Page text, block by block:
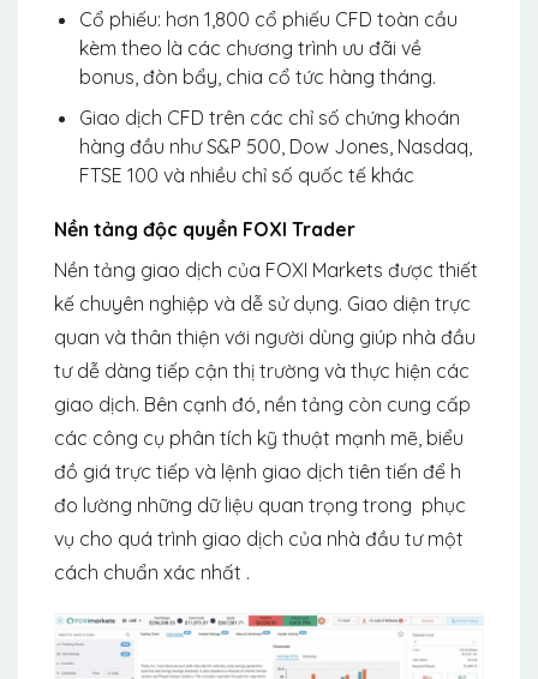
Cổ phiếu: hơn 1,800 cổ phiếu CFD toàn cầu
kèm theo là các chương trình ưu đãi về
bonus, đòn bẩy, chia cổ tức hàng tháng.
Giao dịch CFD trên các chỉ số chứng khoán
hàng đầu như S&P 500, Dow Jones, Nasdaq,
FTSE 100 và nhiều chỉ số quốc tế khác
Nền tảng độc quyền FOXI Trader
Nền tảng giao dịch của FOXI Markets được thiết
kế chuyên nghiệp và dễ sử dụng. Giao diện trực
quan và thân thiện với người dùng giúp nhà đầu
tư dễ dàng tiếp cận thị trường và thực hiện các
giao dịch. Bên cạnh đó, nền tảng còn cung cấp
các công cụ phân tích kỹ thuật mạnh mẽ, biểu
đồ giá trực tiếp và lệnh giao dịch tiên tiến để h
đo lường những dữ liệu quan trọng trong phục
vụ cho quá trình giao dịch của nhà đầu tư một
cách chuẩn xác nhất .